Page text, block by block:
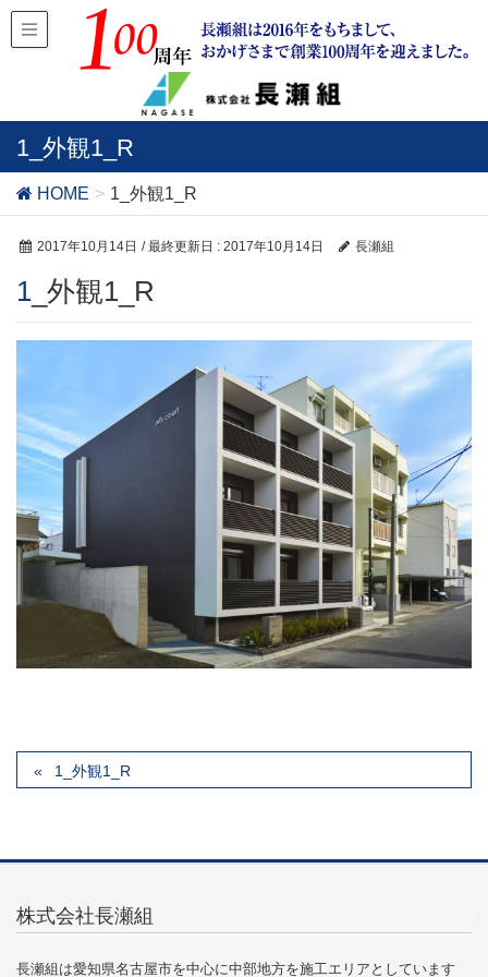
1_外観1_R
HOME 1_外観1_R
2017年10月14日 / 最終更新日 : 2017年10月14日 長瀬組
1_外観1_R
1_外観1_R
株式会社長瀬組
長瀬組は愛知県名古屋市を中心に中部地方を施工エリアとしています